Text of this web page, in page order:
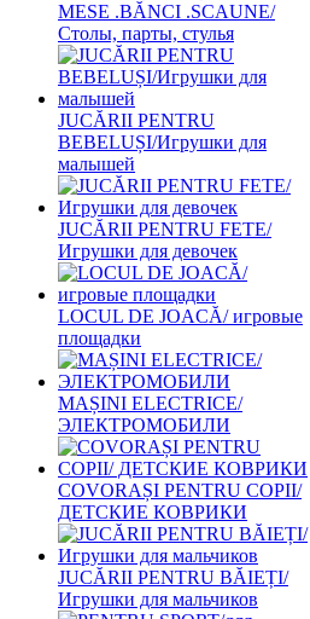
MESE .BĂNCI .SCAUNE/
Столы, парты, стулья
JUCĂRII PENTRU
BEBELUȘI/Игрушки для
малышей
JUCĂRII PENTRU FETE/
Игрушки для девочек
LOCUL DE JOACĂ/ игровые
площадки
MAȘINI ELECTRICE/
ЭЛЕКТРОМОБИЛИ
COVORAȘI PENTRU COPII/
ДЕТСКИЕ КОВРИКИ
JUCĂRII PENTRU BĂIEȚI/
Игрушки для мальчиков